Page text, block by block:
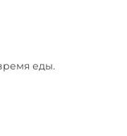
еды.